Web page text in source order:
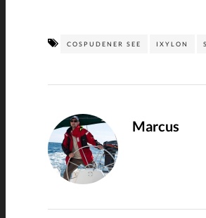
COSPUDENER SEE IXYLON
Marcus